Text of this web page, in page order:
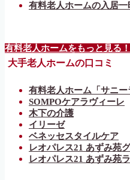
有料老人ホームの入居
有料老人ホームをもっと見る！
大手老人ホームの口コミ
有料老人ホーム「サニー
SOMPOケアラヴィーレ
木下の介護
イリーゼ
ベネッセスタイルケア
レオパレス21 あずみ苑
レオパレス21 あずみ苑